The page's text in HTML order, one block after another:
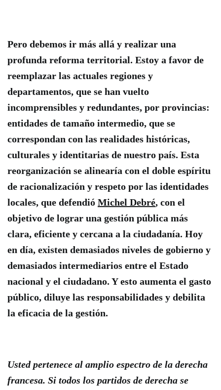
Pero debemos ir más allá y realizar una
profunda reforma territorial. Estoy a favor de
reemplazar las actuales regiones y
departamentos, que se han vuelto
incomprensibles y redundantes, por provincias:
entidades de tamaño intermedio, que se
correspondan con las realidades históricas,
culturales y identitarias de nuestro país. Esta
reorganización se alinearía con el doble espíritu
de racionalización y respeto por las identidades
locales, que defendió Michel Debré, con el
objetivo de lograr una gestión pública más
clara, eficiente y cercana a la ciudadanía. Hoy
en día, existen demasiados niveles de gobierno y
demasiados intermediarios entre el Estado
nacional y el ciudadano. Y esto aumenta el gasto
público, diluye las responsabilidades y debilita
la eficacia de la gestión.
Usted pertenece al amplio espectro de la derecha
francesa. Si todos los partidos de derecha se